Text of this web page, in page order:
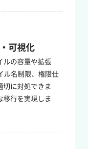
可視化
ルの容量や拡張
ル名制限、権限仕
切に対処できま
移行を実現しま